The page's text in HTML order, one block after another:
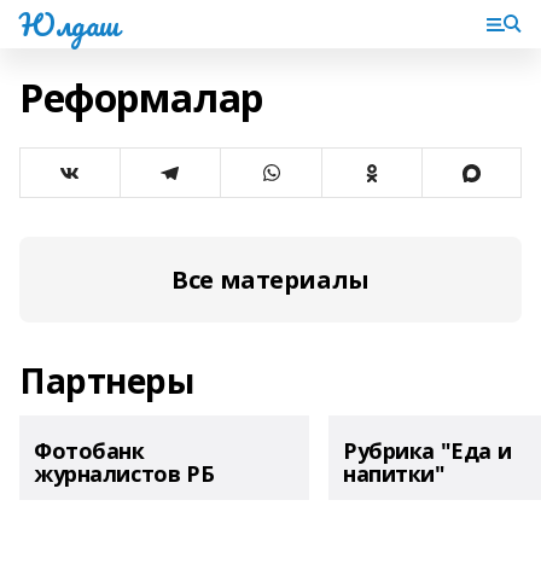
Юлдаш
Реформалар
Все материалы
Партнеры
Фотобанк
журналистов РБ
Рубрика "Еда и
напитки"